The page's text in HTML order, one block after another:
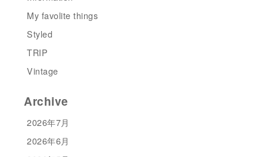
My favolite things
Styled
TRIP
Vintage
Archive
2026年7月
2026年6月